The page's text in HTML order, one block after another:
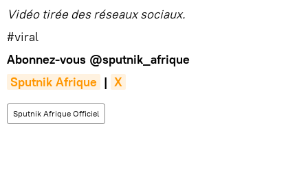
Vidéo tirée des réseaux sociaux.
#viral
Abonnez-vous @sputnik_afrique
Sputnik Afrique | X
Sputnik Afrique Officiel